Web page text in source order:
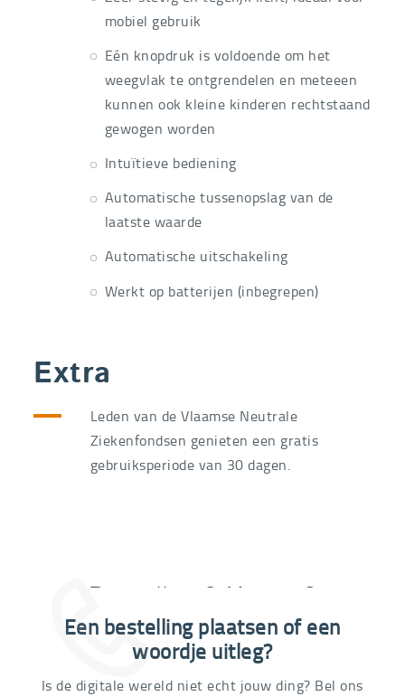
mobiel gebruik
Eén knopdruk is voldoende om het
weegvlak te ontgrendelen en meteeen
kunnen ook kleine kinderen rechtstaand
gewogen worden
Intuïtieve bediening
Automatische tussenopslag van de
laatste waarde
Automatische uitschakeling
Werkt op batterijen (inbegrepen)
Extra
Leden van de Vlaamse Neutrale
Ziekenfondsen genieten een gratis
gebruiksperiode van 30 dagen.
03 292 21 60
Een bestelling plaatsen of een
woordje uitleg?
Is de digitale wereld niet echt jouw ding? Bel ons